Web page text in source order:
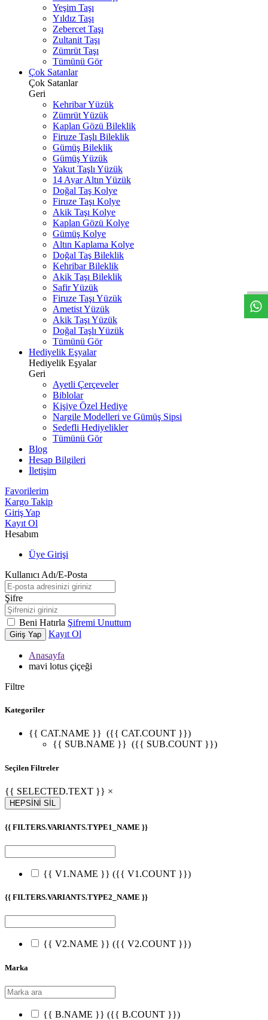
Yeşim Taşı
Yıldız Taşı
Zebercet Taşı
Zultanit Taşı
Zümrüt Taşı
Tümünü Gör
Çok Satanlar
Çok Satanlar
Geri
Kehribar Yüzük
Zümrüt Yüzük
Kaplan Gözü Bileklik
Firuze Taşlı Bileklik
Gümüş Bileklik
Gümüş Yüzük
Yakut Taşlı Yüzük
14 Ayar Altın Yüzük
Doğal Taş Kolye
Firuze Taşı Kolye
Akik Taşı Kolye
Kaplan Gözü Kolye
Gümüş Kolye
Altın Kaplama Kolye
Doğal Taş Bileklik
Kehribar Bileklik
Akik Taşı Bileklik
Safir Yüzük
Firuze Taşı Yüzük
Ametist Yüzük
Akik Taşı Yüzük
Doğal Taşlı Yüzük
Tümünü Gör
Hediyelik Eşyalar
Hediyelik Eşyalar
Geri
Ayetli Çerçeveler
Biblolar
Kişiye Özel Hediye
Nargile Modelleri ve Gümüş Sipsi
Sedefli Hediyelikler
Tümünü Gör
Blog
Hesap Bilgileri
İletişim
Favorilerim
Kargo Takip
Giriş Yap
Kayıt Ol
Hesabım
Üye Girişi
Kullanıcı Adı/E-Posta
Şifre
Beni Hatırla Şifremi Unuttum
Giriş Yap Kayıt Ol
Anasayfa
mavi lotus çiçeği
Filtre
Kategoriler
{{ CAT.NAME }} ({{ CAT.COUNT }})
{{ SUB.NAME }} ({{ SUB.COUNT }})
Seçilen Filtreler
{{ SELECTED.TEXT }} ×
HEPSİNİ SİL
{{ FILTERS.VARIANTS.TYPE1_NAME }}
{{ V1.NAME }} ({{ V1.COUNT }})
{{ FILTERS.VARIANTS.TYPE2_NAME }}
{{ V2.NAME }} ({{ V2.COUNT }})
Marka
{{ B.NAME }} ({{ B.COUNT }})